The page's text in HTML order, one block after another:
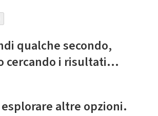
qualche secondo,
cercando i risultati...
esplorare altre opzioni.